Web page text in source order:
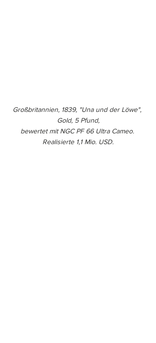
Großbritannien, 1839, "Una und der Löwe",
Gold, 5 Pfund,
bewertet mit NGC PF 66 Ultra Cameo.
Realisierte 1,1 Mio. USD.